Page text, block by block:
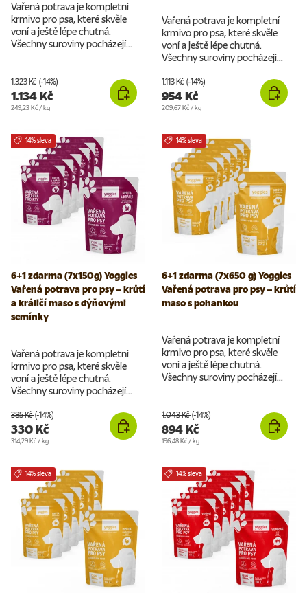
Vařená potrava je kompletní
krmivo pro psa, které skvěle
voní a ještě lépe chutná.
Všechny suroviny pocházejí...
1.323 Kč(-14%)
1.134 Kč
Cena za jednotku
249,23 Kč /kg
Vařená potrava je kompletní
krmivo pro psa, které skvěle
voní a ještě lépe chutná.
Všechny suroviny pocházejí...
1.113 Kč(-14%)
954 Kč
Cena za jednotku
209,67 Kč /kg
14% sleva
6+1 zdarma (7x150g) Yoggies
Vařená potrava pro psy – krůtí
a králičí maso s dýňovými
semínky
Vařená potrava je kompletní
krmivo pro psa, které skvěle
voní a ještě lépe chutná.
Všechny suroviny pocházejí...
385 Kč(-14%)
330 Kč
Cena za jednotku
314,29 Kč /kg
14% sleva
6+1 zdarma (7x650 g) Yoggies
Vařená potrava pro psy – krůtí
maso s pohankou
Vařená potrava je kompletní
krmivo pro psa, které skvěle
voní a ještě lépe chutná.
Všechny suroviny pocházejí...
1.043 Kč(-14%)
894 Kč
Cena za jednotku
196,48 Kč /kg
14% sleva 14% sleva